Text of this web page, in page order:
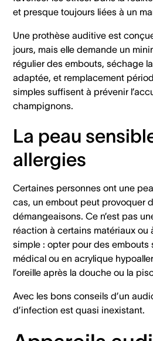
et presque toujours liées à un
Une prothèse auditive est
jours, mais elle demande un
régulier des embouts, séchage
adaptée, et remplacement
simples suffisent à prévenir
champignons.
La peau
allergies
Certaines personnes ont une
cas, un embout peut provoquer
démangeaisons. Ce n’est pas
réaction à certains matériaux ou
simple : opter pour des embouts
médical ou en acrylique
l’oreille après la douche ou la
Avec les bons conseils d’un
d’infection est quasi inexistant.